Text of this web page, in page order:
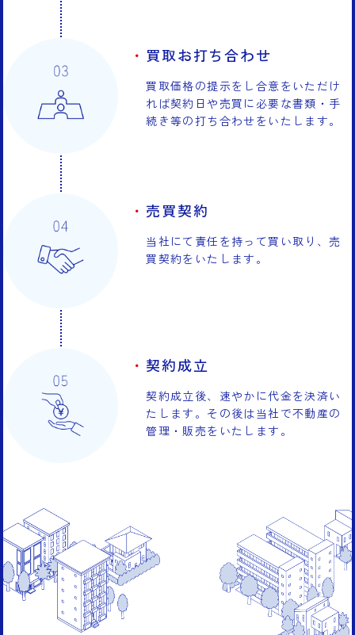
買取お打ち合わせ
買取価格の提示をし合意をいただけ
れば契約日や売買に必要な書類・手
続き等の打ち合わせをいたします。
売買契約
当社にて責任を持って買い取り、売
買契約をいたします。
契約成立
契約成立後、速やかに代金を決済い
たします。その後は当社で不動産の
管理・販売をいたします。